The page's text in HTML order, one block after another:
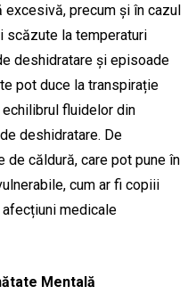
precum și în cazul
scăzute la temperaturi
deshidratare și episoade
pot duce la transpirație
fluidelor din
deshidratare. De
de căldură, care pot pune în
cum ar fi copiii
medicale
Mentală